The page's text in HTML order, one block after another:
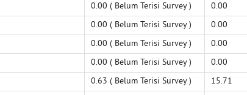
0.00 ( Belum Terisi Survey )
0.00
0.00 ( Belum Terisi Survey )
0.00
0.00 ( Belum Terisi Survey )
0.00
0.00 ( Belum Terisi Survey )
0.00
0.63 ( Belum Terisi Survey )
15.71